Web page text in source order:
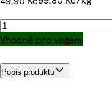
Vhodné pro vegany
Popis produktu